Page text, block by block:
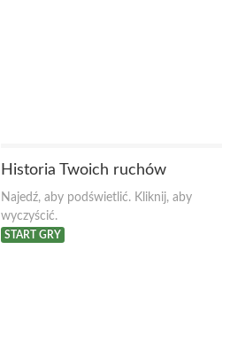
Historia Twoich ruchów
Najedź, aby podświetlić. Kliknij, aby
wyczyścić.
START GRY